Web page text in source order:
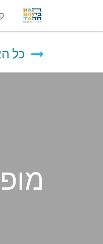
כל